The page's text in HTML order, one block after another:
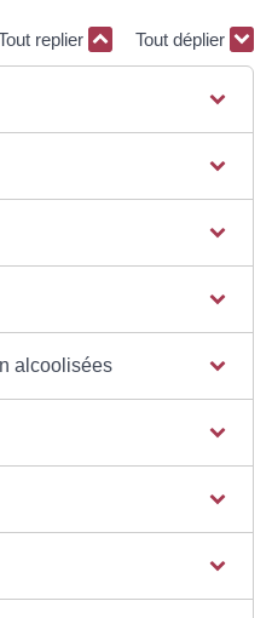
replier Tout déplier
alcoolisées